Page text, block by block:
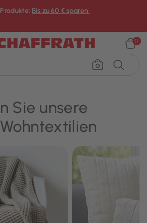
Bis zu 60 € sparen¹
0
Sie unsere